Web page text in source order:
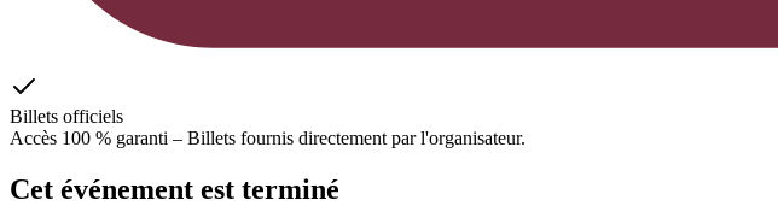
Billets officiels
Accès 100 % garanti – Billets fournis directement par l'organisateur.
Cet événement est terminé